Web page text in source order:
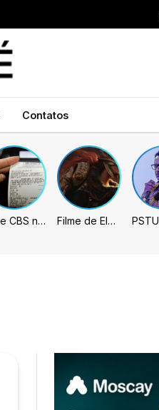
Contatos
IBS e CBS necessitarão constar nas notas fiscais com início desta 2ª. Entenda Filme de Elden Ring tem gravações concluídas, mas ainda fica longe do lançamento